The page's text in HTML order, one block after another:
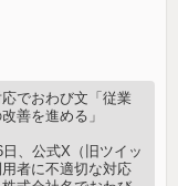
でおわび文「従業
善を進める」
、公式X（旧ツイッ
者に不適切な対応